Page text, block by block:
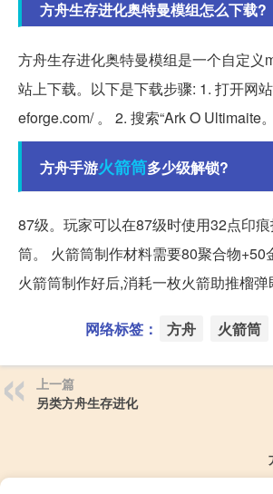
方舟生存进化奥特曼模组怎么下载?
方舟生存进化奥特曼模组是一个自定义
站上下载。以下是下载步骤: 1. 打开网
eforge.com/ 。 2. 搜索“Ark O Ultimaite。
方舟手游火箭筒多少级解锁?
87级。玩家可以在87级时使用32点印
筒。 火箭筒制作材料需要80聚合物+50
火箭筒制作好后,消耗一枚火箭助推榴弹
网络标签： 方舟 火箭筒
上一篇
另类方舟生存进化